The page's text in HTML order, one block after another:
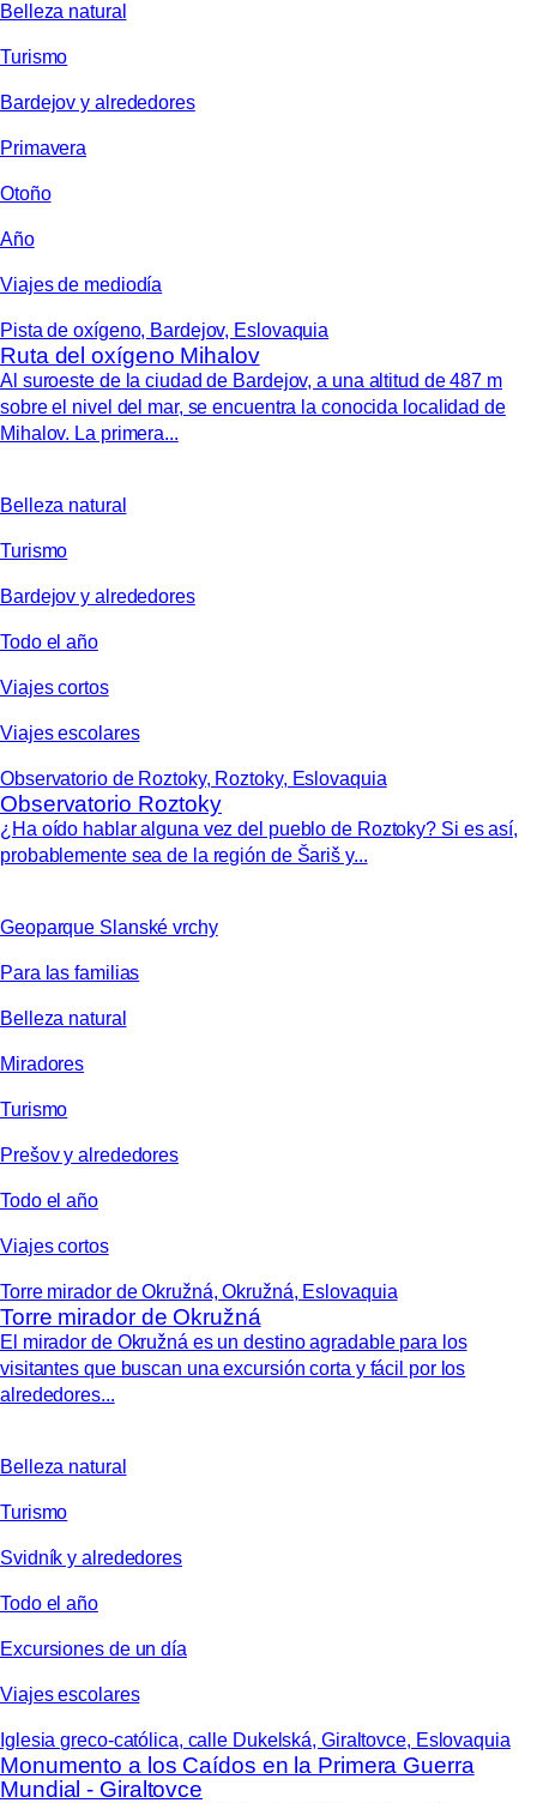
Belleza natural
Turismo
Bardejov y alrededores
Primavera
Otoño
Año
Viajes de mediodía
Pista de oxígeno, Bardejov, Eslovaquia
Ruta del oxígeno Mihalov
Al suroeste de la ciudad de Bardejov, a una altitud de 487 m
sobre el nivel del mar, se encuentra la conocida localidad de
Mihalov. La primera...
Belleza natural
Turismo
Bardejov y alrededores
Todo el año
Viajes cortos
Viajes escolares
Observatorio de Roztoky, Roztoky, Eslovaquia
Observatorio Roztoky
¿Ha oído hablar alguna vez del pueblo de Roztoky? Si es así,
probablemente sea de la región de Šariš y...
Geoparque Slanské vrchy
Para las familias
Belleza natural
Miradores
Turismo
Prešov y alrededores
Todo el año
Viajes cortos
Torre mirador de Okružná, Okružná, Eslovaquia
Torre mirador de Okružná
El mirador de Okružná es un destino agradable para los
visitantes que buscan una excursión corta y fácil por los
alrededores...
Belleza natural
Turismo
Svidník y alrededores
Todo el año
Excursiones de un día
Viajes escolares
Iglesia greco-católica, calle Dukelská, Giraltovce, Eslovaquia
Monumento a los Caídos en la Primera Guerra
Mundial - Giraltovce